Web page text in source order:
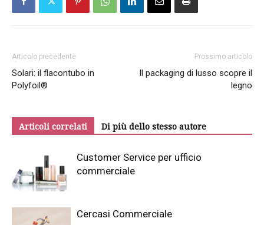
Articolo precedente
Solari: il flacontubo in
Polyfoil®
Prossimo articolo
Il packaging di lusso scopre il
legno
Articoli correlati Di più dello stesso autore
Customer Service per ufficio
commerciale
Cercasi Commerciale